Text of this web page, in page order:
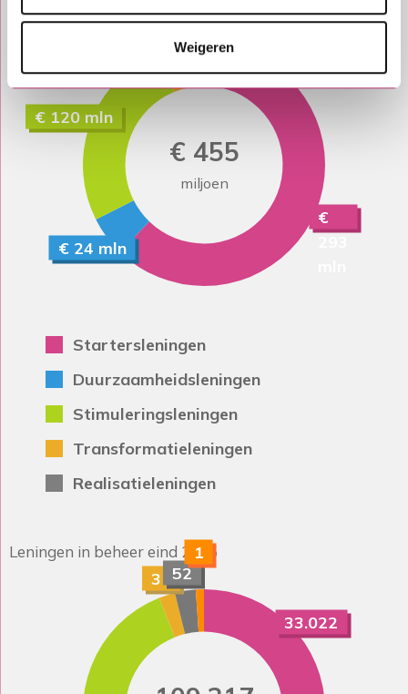
Weigeren
€ 455
miljoen
€
€ 24 mln
€ 120 mln
€ 18 mln
Startersleningen
Duurzaamheidsleningen
Stimuleringsleningen
Transformatieleningen
Realisatieleningen
Leningen in beheer eind 2025
33.022
31 52
1